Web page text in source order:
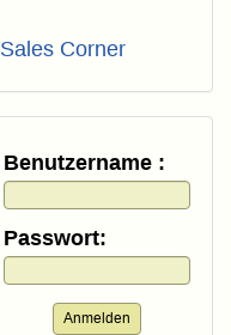
Sales Corner
Benutzername :
Passwort:
Anmelden